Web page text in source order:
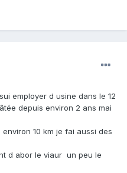
employer d usine dans le 12
depuis environ 2 ans mai
10 km je fai aussi des
d abor le viaur un peu le